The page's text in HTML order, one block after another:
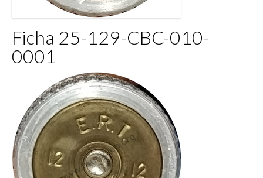
Ficha 25-129-CBC-010-
0001